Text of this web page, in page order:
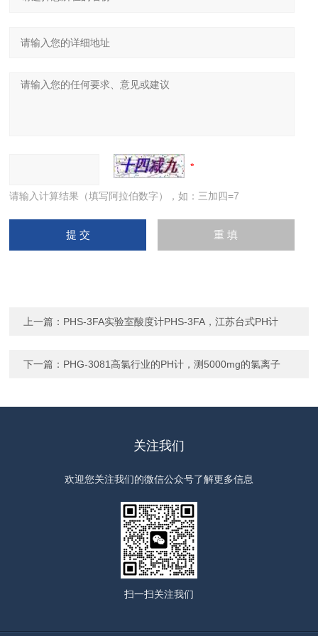
请输入计算结果（填写阿拉伯数字），如：三加四=7
上一篇： PHS-3FA实验室酸度计PHS-3FA，江苏台式PH计
下一篇： PHG-3081高氯行业的PH计，测5000mg的氯离子
关注我们
欢迎您关注我们的微信公众号了解更多信息
扫一扫关注我们